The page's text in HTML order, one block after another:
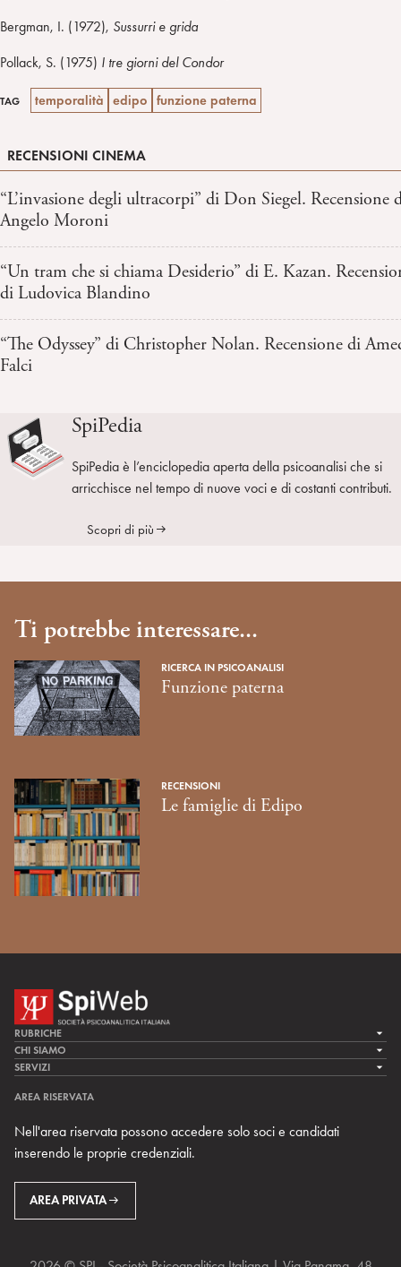
Bergman, I. (1972), Sussurri e grida
Pollack, S. (1975) I tre giorni del Condor
TAG temporalità edipo funzione paterna
RECENSIONI CINEMA
“L’invasione degli ultracorpi” di Don Siegel. Recensione
Angelo Moroni
“Un tram che si chiama Desiderio” di E. Kazan.
di Ludovica Blandino
“The Odyssey” di Christopher Nolan. Recensione di
Falci
SpiPedia
SpiPedia è l’enciclopedia aperta della psicoanalisi che si
arricchisce nel tempo di nuove voci e di costanti contributi.
Scopri di più
Ti potrebbe interessare...
RICERCA IN PSICOANALISI
Funzione paterna
RECENSIONI
Le famiglie di Edipo
RUBRICHE
LA CURA
LA RICERCA
MULTIMEDIA
CHI SIAMO
LA SPI
TEAM DI SPIWEB
CONTATTI
RIVISTE
SERVIZI
ARCHIVIO STORICO
AREA RISERVATA
Nell'area riservata possono accedere solo soci e candidati
inserendo le proprie credenziali.
AREA PRIVATA